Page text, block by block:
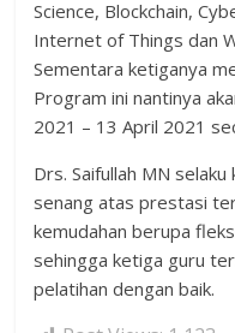
Science, Blockchain,
Internet of Things dan
Sementara ketiganya
Program ini nantinya
2021 – 13 April 2021
Drs. Saifullah MN
senang atas prestasi
kemudahan berupa
sehingga ketiga guru
pelatihan dengan baik.